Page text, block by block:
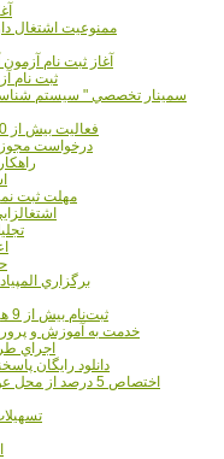
ممنوعيت اشتغال
آغاز ثبت نام
ثبت نام
سمينار تخصصي " سيستم
فعاليت بيش از 70 هزار عضو هيات علمي در دانشگاه آزاد
درخواست مجوز براي 150 رشته ارشد
40
مهلت ثبت
برگزاري
ثبت‌نام بيش از 9 هزار نفر در آزمون کارداني فني و حرفه‌اي
خدمت به آموزش و
اجراي
دانلود رایگان
اختصاص 5 درصد از محل عوارض گاز مصرفي براي نوسازي مدارس